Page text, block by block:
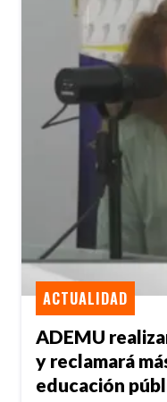
ADEMU
y reclamará
educación
ACTUALIDAD